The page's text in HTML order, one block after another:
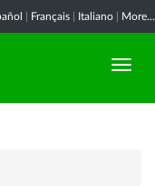
Français Italiano More...